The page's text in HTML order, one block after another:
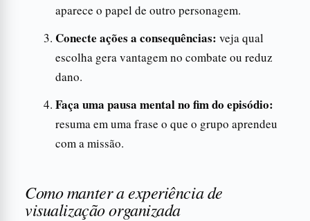
aparece o papel de outro personagem.
Conecte ações a consequências: veja qual
escolha gera vantagem no combate ou reduz
dano.
Faça uma pausa mental no fim do episódio:
resuma em uma frase o que o grupo aprendeu
com a missão.
Como manter a experiência de
visualização organizada